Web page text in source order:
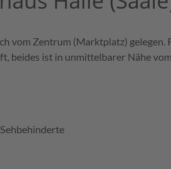
zur Anreise
Projekte
vom Zentrum (Markt­platz) gelegen.
beides ist in unmittel­barer Nähe